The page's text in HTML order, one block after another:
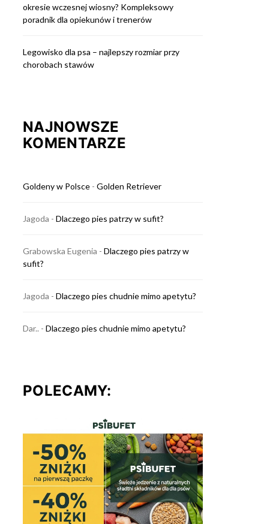
okresie wczesnej wiosny? Kompleksowy
poradnik dla opiekunów i trenerów
Legowisko dla psa – najlepszy rozmiar przy
chorobach stawów
NAJNOWSZE
KOMENTARZE
Goldeny w Polsce - Golden Retriever
Jagoda - Dlaczego pies patrzy w sufit?
Grabowska Eugenia - Dlaczego pies patrzy w
sufit?
Jagoda - Dlaczego pies chudnie mimo apetytu?
Dar.. - Dlaczego pies chudnie mimo apetytu?
POLECAMY: